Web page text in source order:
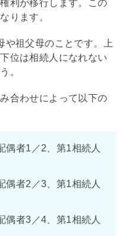
利が移行します。この
ります。
や祖父母のことです。上
位は相続人になれない
。
合わせによって以下の
偶者1／2、第1相続人
偶者2／3、第1相続人
偶者3／4、第1相続人